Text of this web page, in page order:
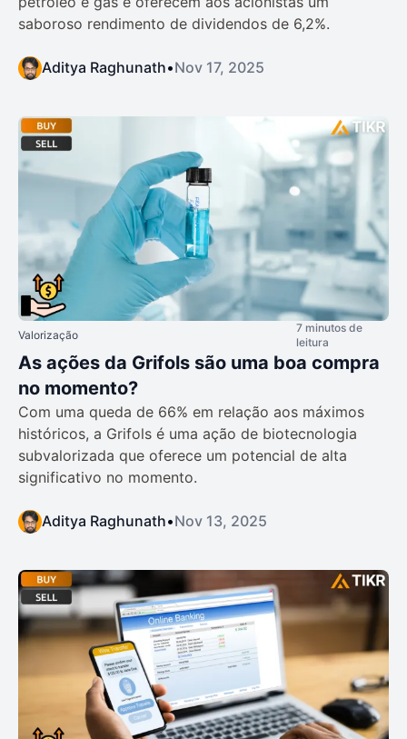
saboroso rendimento de dividendos de 6,2%.
Aditya Raghunath•Nov 17, 2025
Valorização
7 minutos de
leitura
As ações da Grifols são uma boa compra
no momento?
Com uma queda de 66% em relação aos máximos
históricos, a Grifols é uma ação de biotecnologia
subvalorizada que oferece um potencial de alta
significativo no momento.
Aditya Raghunath•Nov 13, 2025